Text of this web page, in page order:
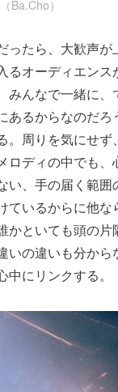
Ba.Cho）
たら、大歓声
オーディエン
んなで一緒に
るからなのだ
周りを気にせず
ディの中でも、
、手の届く範
いるからに他
といても頭の
の違いも分から
にリンクする。